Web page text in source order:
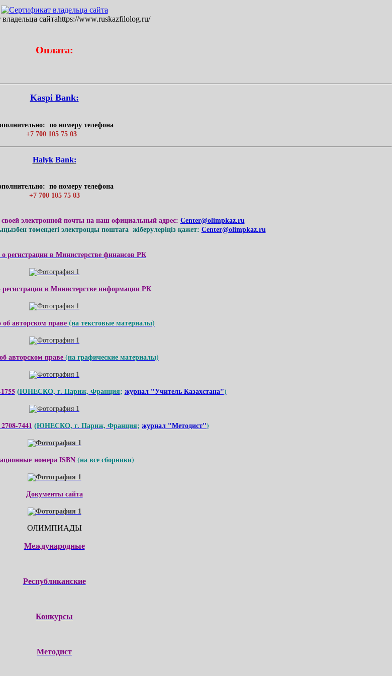
сайтаhttps://www.ruskazfilolog.ru/
Оплата:
Kaspi Bank:
по номеру телефона
+7 700 105 75 03
Нalyk Bank:
по номеру телефона
+7 700 105 75 03
электронной почты на наш официальный адрес: Center@olimpkaz.ru
төмендегі электронды поштаға жіберулеріңіз қажет: Center@olimpkaz.ru
регистрации в Министерстве финансов РК
в Министерстве информации РК
об авторском праве(на текстовые материалы)
авторском праве(на графические материалы)
(ЮНЕСКО, г. Париж, Франция; журнал "Учитель Казахстана")
7441 (ЮНЕСКО, г. Париж, Франция; журнал "Методист")
номера ISBN(на все сборники)
Документы сайта
ОЛИМПИАДЫ
Международные
Республиканские
Конкурсы
Методист